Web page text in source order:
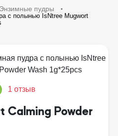
Энзимные пудры
с полынью IsNtree Mugwort
1 отзыв
Calming Powder